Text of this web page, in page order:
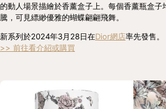
的動人場景描繪於香薰盒子上。每個香薰瓶盒
騰，可見縹緲優雅的蝴蝶翩翩飛舞。
新系列於2024年3月28日在Dior網店率先發售。
>> 前往看介紹或購買